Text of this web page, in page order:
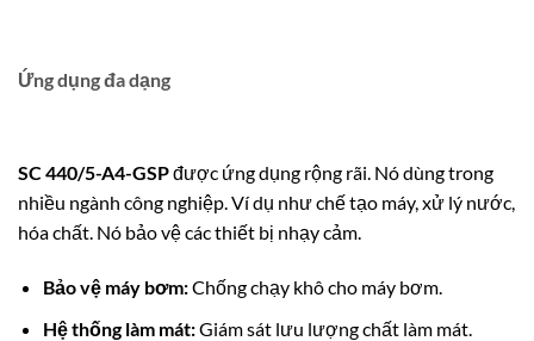
Ứng dụng đa dạng
SC 440/5-A4-GSPđược ứng dụng rộng rãi. Nó dùng trong
nhiều ngành công nghiệp. Ví dụ như chế tạo máy, xử lý nước,
hóa chất. Nó bảo vệ các thiết bị nhạy cảm.
Bảo vệ máy bơm:Chống chạy khô cho máy bơm.
Hệ thống làm mát:Giám sát lưu lượng chất làm mát.